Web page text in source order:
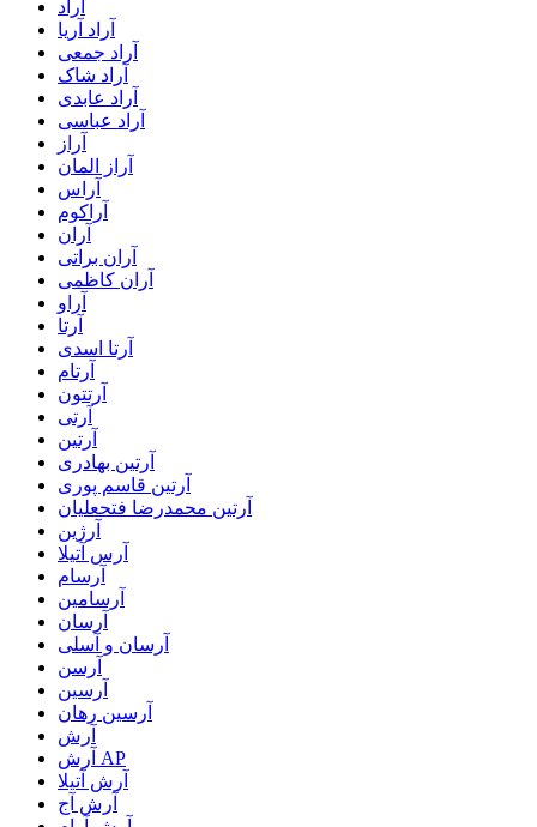
آراد
آراد آریا
آراد جمعی
آراد شاک
آراد عابدی
آراد عباسی
آراز
آراز المان
آراس
آراکوم
آران
آران براتی
آران کاظمی
آراو
آرتا
آرتا اسدی
آرتام
آرتتون
آرتی
آرتین
آرتین بهادری
آرتین قاسم پوری
آرتین محمدرضا فتحعلیان
آرژین
آرس آتیلا
آرسام
آرسامین
آرسان
آرسان و آسلی
آرسن
آرسین
آرسین رهان
آرش
آرش AP
آرش آتیلا
آرش آج